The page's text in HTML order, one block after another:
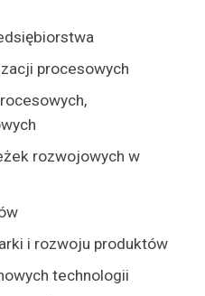
procesowych
rozwojowych w
i rozwoju produktów
technologii